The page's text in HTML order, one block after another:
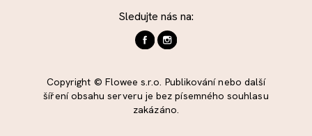
Sledujte nás na:
Copyright © Flowee s.r.o. Publikování nebo další
šíření obsahu serveru je bez písemného souhlasu
zakázáno.